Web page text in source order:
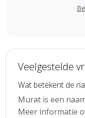
Veelgestelde
Wat betekent de
Murat is een
Meer informatie